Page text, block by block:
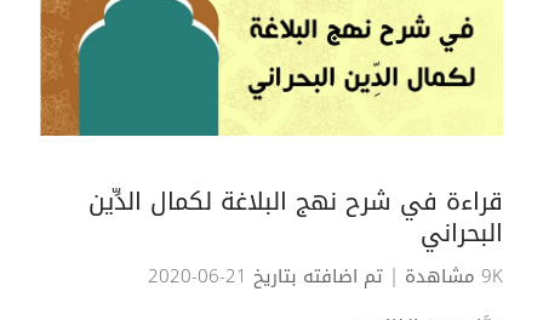
قراءة في شرح نهج البلاغة لكمال الدِّين
البحراني
9K مشاهدة
| تم اضافته بتاريخ 21-06-2020